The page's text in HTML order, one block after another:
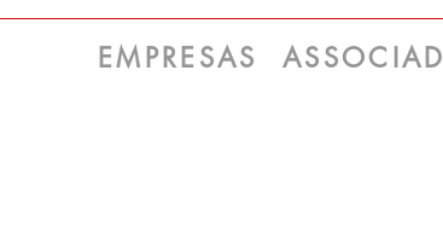
EMPRESAS